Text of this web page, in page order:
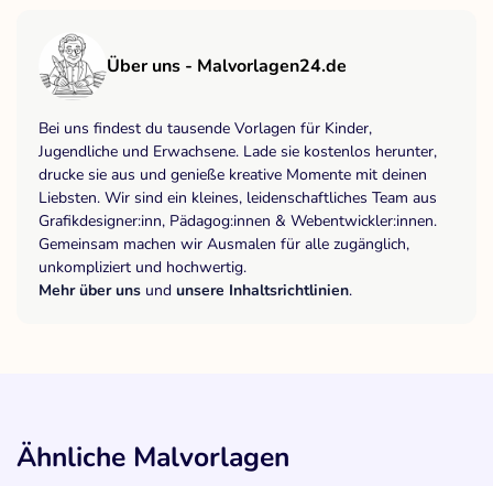
Über uns - Malvorlagen24.de
Bei uns findest du tausende Vorlagen für Kinder,
Jugendliche und Erwachsene. Lade sie kostenlos herunter,
drucke sie aus und genieße kreative Momente mit deinen
Liebsten. Wir sind ein kleines, leidenschaftliches Team aus
Grafikdesigner:inn, Pädagog:innen & Webentwickler:innen.
Gemeinsam machen wir Ausmalen für alle zugänglich,
unkompliziert und hochwertig.
Mehr über uns und unsere Inhaltsrichtlinien.
Ähnliche Malvorlagen